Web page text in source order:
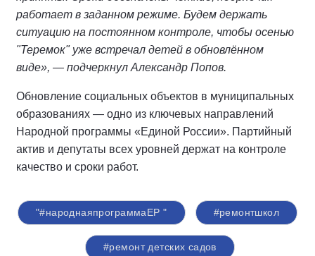
работает в заданном режиме. Будем держать
ситуацию на постоянном контроле, чтобы осенью
"Теремок" уже встречал детей в обновлённом
виде», — подчеркнул Александр Попов.
Обновление социальных объектов в муниципальных
образованиях — одно из ключевых направлений
Народной программы «Единой России». Партийный
актив и депутаты всех уровней держат на контроле
качество и сроки работ.
"#народнаяпрограммаЕР " #ремонтшкол
#ремонт детских садов